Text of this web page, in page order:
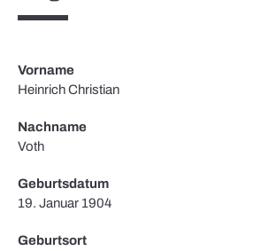
Vorname
Heinrich Christian
Nachname
Voth
Geburtsdatum
19. Januar 1904
Geburtsort